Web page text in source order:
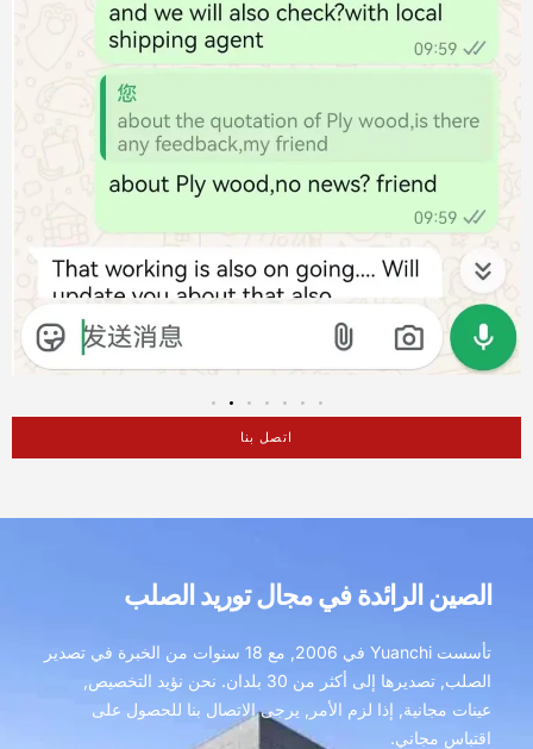
اتصل بنا
الصين الرائدة في مجال توريد الصلب
تأسست Yuanchi في 2006, مع 18 سنوات من الخبرة في تصدير
الصلب, تصديرها إلى أكثر من 30 بلدان. نحن نؤيد التخصيص,
عينات مجانية, إذا لزم الأمر, يرجى الاتصال بنا للحصول على
اقتباس مجاني.